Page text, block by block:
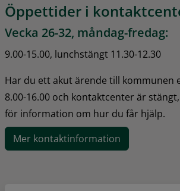
Öppettider i
Vecka 26-32, måndag-fredag:
9.00-15.00, lunchstängt 11.30-12.30
Har du ett akut ärende till kommunen
8.00-16.00 och kontaktcenter är
för information om hur du får hjälp.
Mer kontaktinformation